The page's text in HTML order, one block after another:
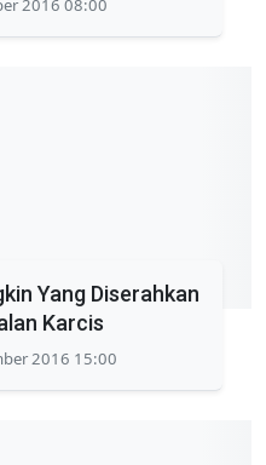
2016 08:00
Yang Diserahkan
Karcis
2016 15:00